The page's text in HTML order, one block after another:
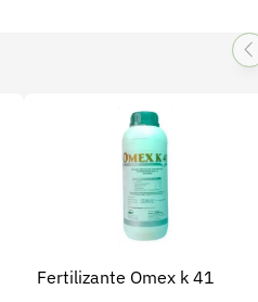
Fertilizante Omex k 41